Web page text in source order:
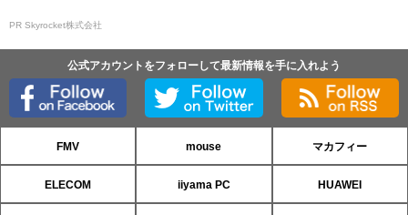
PR Skyrocket株式会社
公式アカウントをフォローして最新情報を手に入れよう
FMV mouse マカフィー
ELECOM iiyama PC HUAWEI